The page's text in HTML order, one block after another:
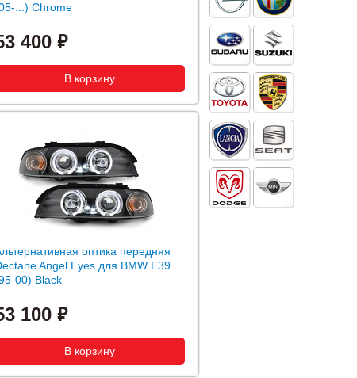
...) Chrome
400
оптика передняя
Angel Eyes для BMW E39
00) Black
100